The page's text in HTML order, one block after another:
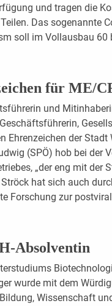
und tragen die
Das sogenannte
soll im Vollausbau 60
für ME/
und
Ehrenzeichen der Stadt
(SPÖ) hob bei der
„der eng mit der
hat sich auch
Forschung zur
Absolventin
wurde mit dem
Wissenschaft